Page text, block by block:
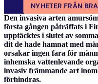
NYHETER FRÅN
Den invasiva arten
första gången påträffats i
upptäcktes i slutet av
dit de hade hamnat med
orsakar ingen fara för
inhemska vattenlevande
invasiv främmande art
förhindras.